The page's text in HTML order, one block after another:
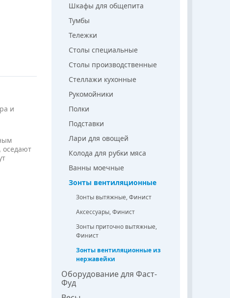
и
оседают
Шкафы для общепита
Тумбы
Тележки
Столы специальные
Столы производственные
Стеллажи кухонные
Рукомойники
Полки
Подставки
Лари для овощей
Колода для рубки мяса
Ванны моечные
Зонты вентиляционные
Зонты вытяжные, Финист
Аксессуары, Финист
Зонты приточно вытяжные,
Финист
Зонты вентиляционные из
нержавейки
Оборудование для Фаст-
Фуд